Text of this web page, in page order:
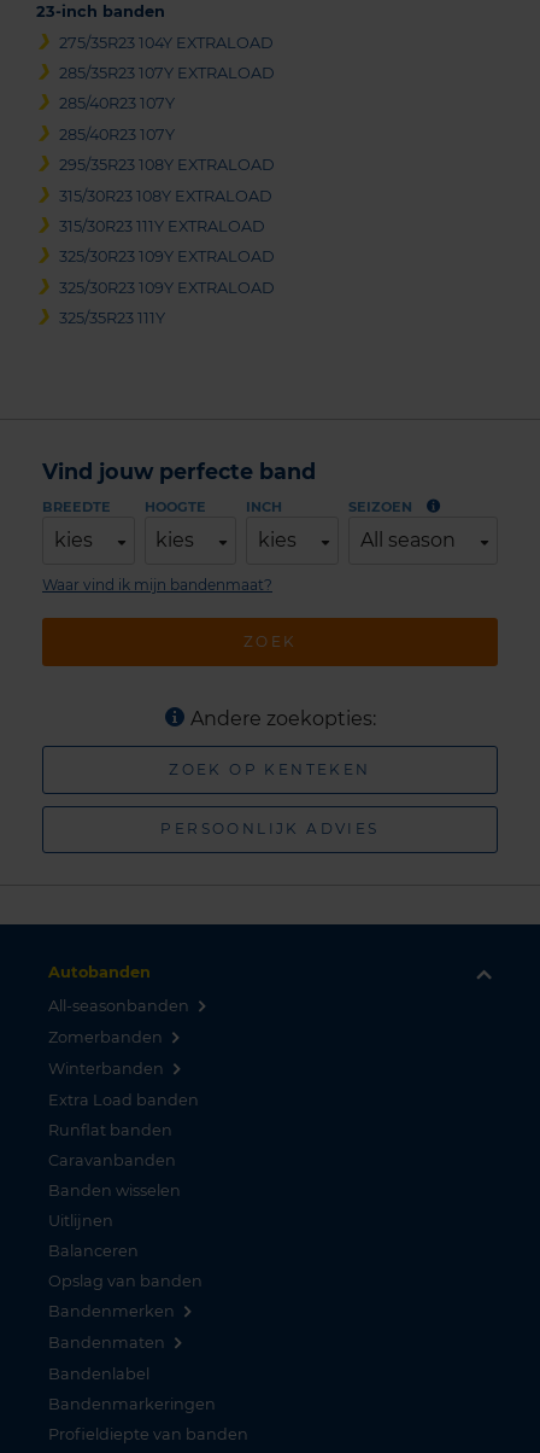
23-inch banden
275/35R23 104Y EXTRALOAD
285/35R23 107Y EXTRALOAD
285/40R23 107Y
285/40R23 107Y
295/35R23 108Y EXTRALOAD
315/30R23 108Y EXTRALOAD
315/30R23 111Y EXTRALOAD
325/30R23 109Y EXTRALOAD
325/30R23 109Y EXTRALOAD
325/35R23 111Y
Vind jouw perfecte band
BREEDTE
kies
HOOGTE
kies
INCH
kies
SEIZOEN
All season
ZOEK
Waar vind ik mijn bandenmaat?
Andere zoekopties:
ZOEK OP KENTEKEN
PERSOONLIJK ADVIES
Autobanden
All-seasonbanden
Zomerbanden
Winterbanden
Extra Load banden
Runflat banden
Caravanbanden
Banden wisselen
Uitlijnen
Balanceren
Opslag van banden
Bandenmerken
Bandenmaten
Bandenlabel
Bandenmarkeringen
Profieldiepte van banden